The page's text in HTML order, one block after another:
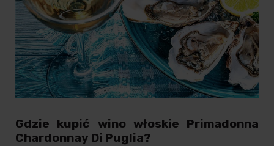
Gdzie kupić wino włoskie Primadonna
Chardonnay Di Puglia?